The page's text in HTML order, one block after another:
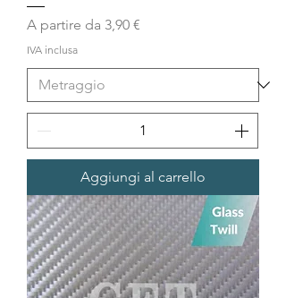
A partire da 3,90 €
Prezzo scontato
IVA inclusa
Aggiungi al carrello